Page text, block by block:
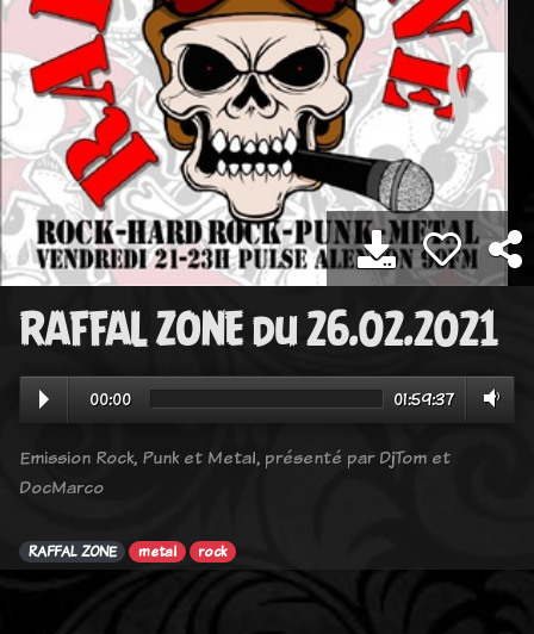
RAFFAL ZONE du 26.02.2021
00:00 01:59:37
Emission Rock, Punk et Metal, présenté par DjTom et
DocMarco
RAFFAL ZONE metal rock